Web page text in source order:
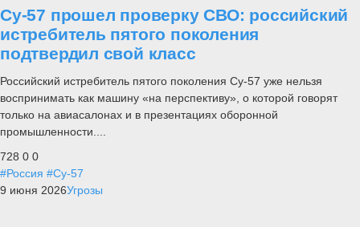
Су-57 прошел проверку СВО: российский
истребитель пятого поколения
подтвердил свой класс
Российский истребитель пятого поколения Су-57 уже нельзя
воспринимать как машину «на перспективу», о которой говорят
только на авиасалонах и в презентациях оборонной
промышленности....
728 0 0
#Россия #Су-57
9 июня 2026Угрозы